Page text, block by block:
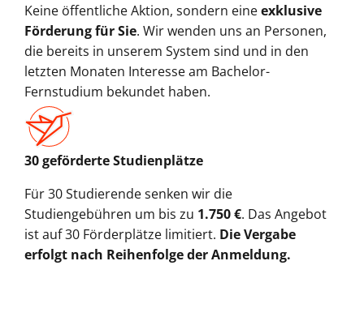
Keine öffentliche Aktion, sondern eineexklusive
Förderung für Sie. Wir wenden uns an Personen,
die bereits in unserem System sind und in den
letzten Monaten Interesse am Bachelor-
Fernstudium bekundet haben.
30 geförderte Studienplätze
Für 30 Studierende senken wir die
Studiengebühren um bis zu 1.750 €. Das Angebot
ist auf 30 Förderplätze limitiert. Die Vergabe
erfolgt nach Reihenfolge der Anmeldung.